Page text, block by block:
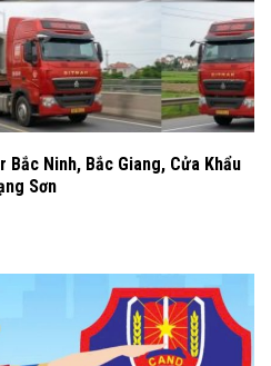
Ninh, Bắc Giang, Cửa Khẩu
Sơn